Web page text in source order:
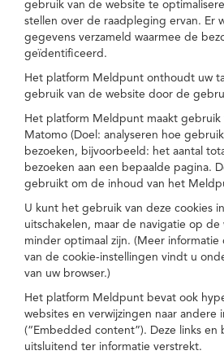
gebruik van de website te
stellen over de raadpleging ervan. Er
gegevens verzameld waarmee de
geïdentificeerd.
Het platform Meldpunt onthoudt uw
gebruik van de website door de
Het platform Meldpunt maakt gebruik
Matomo (Doel: analyseren hoe
bezoeken, bijvoorbeeld: het aantal
bezoeken aan een bepaalde pagina.
gebruikt om de inhoud van het
U kunt het gebruik van deze cookies
uitschakelen, maar de navigatie op de
minder optimaal zijn. (Meer informatie
van de cookie-instellingen vindt u
van uw browser.)
Het platform Meldpunt bevat ook
websites en verwijzingen naar andere
(“Embedded content”). Deze links en
uitsluitend ter informatie verstrekt.